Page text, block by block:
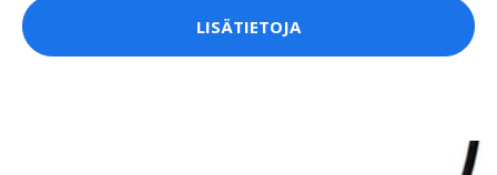
LISÄTIETOJA